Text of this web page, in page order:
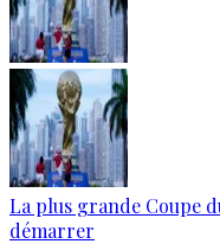
La plus grande Coupe
démarrer